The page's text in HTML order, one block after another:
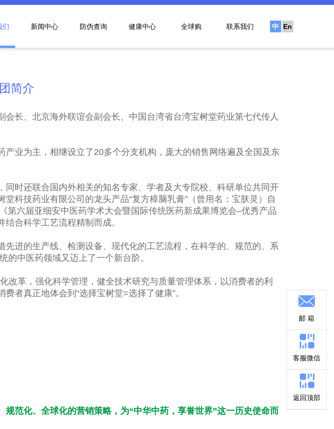
们 新闻中心 防伪查询 健康中心 全球购 联系我们
中
En
邮 箱
客服微信
返回顶部
简介
长、北京海外联谊会副会长、中国台湾省台湾宝树堂药业第七代传人
业为主，相继设立了20多个分支机构，庞大的销售网络遍及全国及东
时还联合国内外相关的知名专家、学者及大专院校、科研单位共同开
科技药业有限公司的龙头产品“复方樟脑乳膏”（曾用名：宝肤灵）自
六届亚细安中医药学术大会暨国际传统医药新成果博览会–优秀产品
合科学工艺流程精制而成。
进的生产线、检测设备、现代化的工艺流程，在科学的、规范的、系
的中医药领域又迈上了一个新台阶。
革，强化科学管理，健全技术研究与质量管理体系，以消费者的利
者真正地体会到“选择宝树堂=选择了健康”。
范化、全球化的营销策略，为“中华中药，享誉世界”这一历史使命而